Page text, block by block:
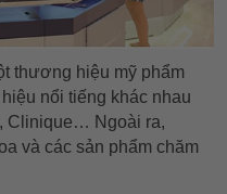
thương hiệu mỹ phẩm
nổi tiếng khác nhau
Clinique… Ngoài ra,
và các sản phẩm chăm